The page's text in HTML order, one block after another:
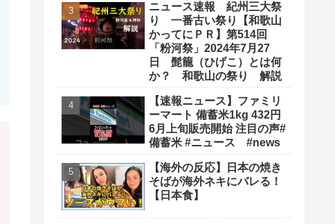
ニュース速報 紀州三大祭
り 一番古い祭り【和歌山
かってにＰＲ】第514回
「粉河祭」2024年7月27
日 髭籠（ひげこ）とは何
か？ 和歌山の祭り 解説
【速報ニュース】ファミリ
ーマート 備蓄米1kg 432円
6月上旬販売開始 注目の声#
備蓄米 #ニュース #news
【海外の反応】日本の焼き
そばが海外ネキにバレる！
【日本食】